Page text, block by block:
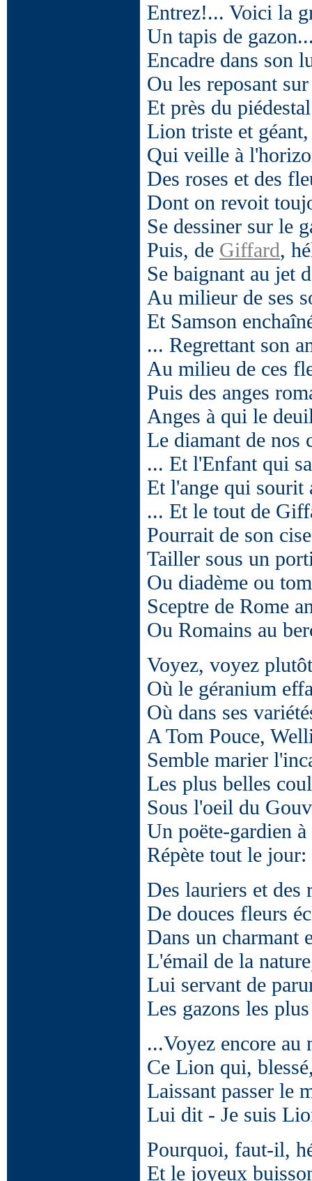
Entrez!... Voici la
Un tapis de
Encadre dans son
Ou les reposant
Et près du
Lion triste et
Qui veille à
Des roses et des
Dont on revoit
Se dessiner sur le
Puis, de Giffard,
Se baignant au jet
Au milieur de ses
Et Samson
... Regrettant son
Au milieu de ces
Puis des anges
Anges à qui le
Le diamant de nos
... Et l'Enfant qui
Et l'ange qui sourit
... Et le tout de
Pourrait de son
Tailler sous un
Ou diadème ou
Sceptre de Rome
Ou Romains au
Voyez, voyez
Où le géranium
Où dans ses
A Tom Pouce,
Semble marier
Les plus belles
Sous l'oeil du
Un poëte-gardien
Répète tout le
Des lauriers et des
De douces fleurs
Dans un charmant
L'émail de la
Lui servant de
Les gazons les
...Voyez encore au
Ce Lion qui,
Laissant passer le
Lui dit - Je suis
Pourquoi, faut-il,
Et le joyeux